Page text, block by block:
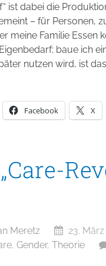
ist dabei die
– für Personen,
meine Familie Essen
baue ich
nutzen wird, ist
Facebook X
Meretz 23. März
, Gender, Theorie